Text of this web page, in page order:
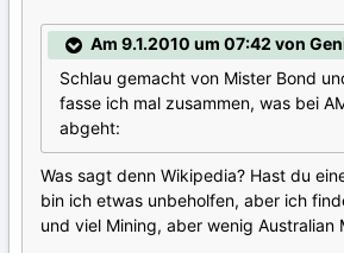
Am 9.1.2010 um 07:42 von
Schlau gemacht von Mister Bond
fasse ich mal zusammen, was bei
abgeht:
Was sagt denn Wikipedia? Hast du
bin ich etwas unbeholfen, aber ich
und viel Mining, aber wenig Australian